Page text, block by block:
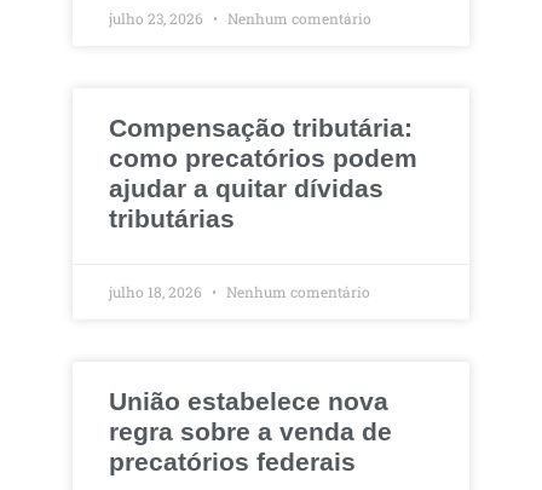
julho 23, 2026 Nenhum comentário
Compensação tributária:
como precatórios podem
ajudar a quitar dívidas
tributárias
julho 18, 2026 Nenhum comentário
União estabelece nova
regra sobre a venda de
precatórios federais